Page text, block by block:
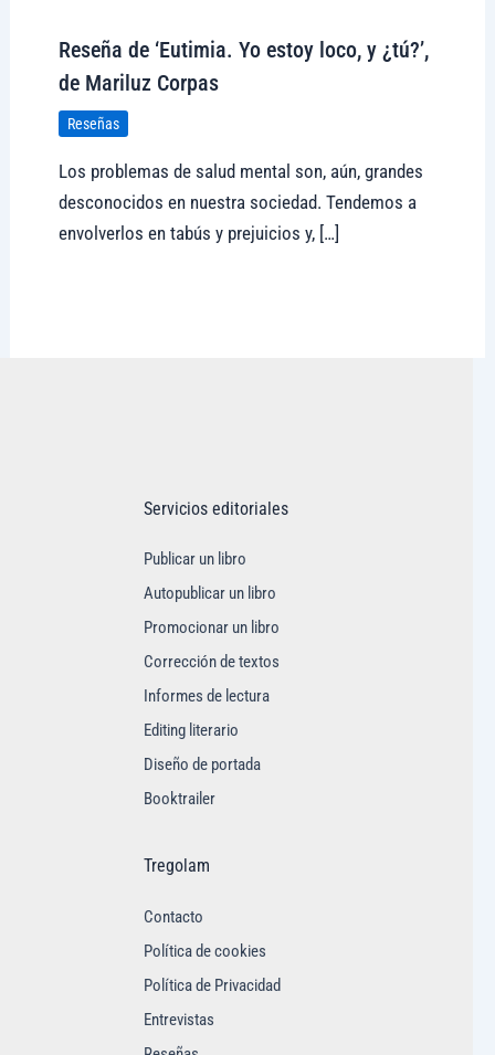
Reseña de ‘Eutimia. Yo estoy loco, y ¿tú?’,
de Mariluz Corpas
Reseñas
Los problemas de salud mental son, aún, grandes
desconocidos en nuestra sociedad. Tendemos a
envolverlos en tabús y prejuicios y, […]
Servicios editoriales
Publicar un libro
Autopublicar un libro
Promocionar un libro
Corrección de textos
Informes de lectura
Editing literario
Diseño de portada
Booktrailer
Tregolam
Contacto
Política de cookies
Política de Privacidad
Entrevistas